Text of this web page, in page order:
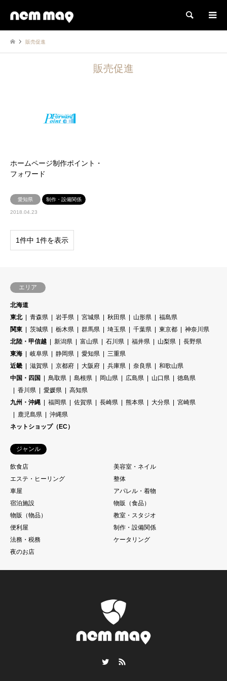
検索
販売促進
販売促進
ホームページ制作ポイント・
フォワード
愛知県 制作・設備関係
2018.04.23
1件中 1件を表示
エリア
北海道
東北
青森県 岩手県 宮城県 秋田県 山形県
福島県
関東
茨城県 栃木県 群馬県 埼玉県 千葉県 東京都
神奈川県
北陸・甲信越
新潟県 富山県 石川県 福井県 山梨県
長野県
東海
岐阜県 静岡県 愛知県
三重県
近畿
滋賀県 京都府 大阪府 兵庫県 奈良県
和歌山県
中国・四国
鳥取県 島根県 岡山県 広島県 山口県
徳島県
香川県
愛媛県
高知県
九州・沖縄
福岡県 佐賀県 長崎県 熊本県 大分県
宮崎県
鹿児島県
沖縄県
ネットショップ（EC）
ジャンル
飲食店
美容室・ネイル
エステ・ヒーリング
整体
車屋
アパレル・着物
宿泊施設
物販（食品）
物販（物品）
教室・スタジオ
便利屋
制作・設備関係
法務・税務
ケータリング
夜のお店